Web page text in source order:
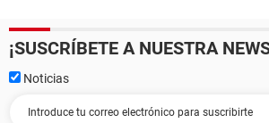
¡SUSCRÍBETE A NUESTRA
Noticias